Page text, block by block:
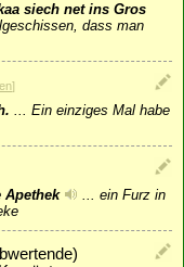
siech net ins Gros
dass man
]
... Ein einziges Mal habe
Apethek ... ein Furz in